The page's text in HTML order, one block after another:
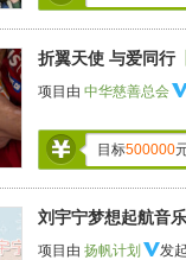
折翼天使 与爱同行
项目由 中华慈善总会
目标500000
刘宇宁梦想起航音
项目由 扬帆计划 发